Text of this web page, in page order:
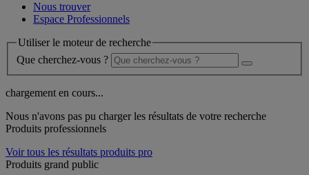
Nous trouver
Espace Professionnels
Utiliser le moteur de recherche
Que cherchez-vous ?
chargement en cours...
Nous n'avons pas pu charger les résultats de votre recherche
Produits professionnels
Voir tous les résultats produits pro
Produits grand public